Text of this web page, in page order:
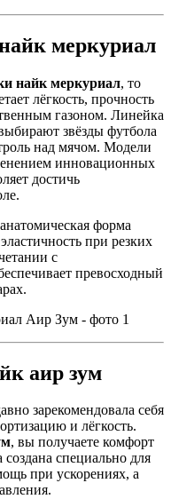
меркуриал
найк меркуриал, то
лёгкость, прочность
газоном. Линейка
звёзды футбола
над мячом. Модели
инновационных
достичь
форма
при резких
с
превосходный
аир зум
зарекомендовала себя
и лёгкость.
, вы получаете комфорт
специально для
при ускорениях, а